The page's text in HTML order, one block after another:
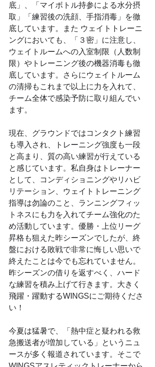
底」、「マイボトル持参による水分摂
取」「練習後の洗顔、手指消毒」を徹
底しています。また ウェイトトレーニ
ングにおいても、「３密」に注意し、
ウェイトルームへの入室制限（人数制
限）やトレーニング後の機器消毒も徹
底しています。さらにウェイトルーム
の清掃もこれまで以上に力を入れて、
チーム全体で感染予防に取り組んでい
ます。
現在、グラウンドではコンタクト練習
も導入され、トレーニング強度も一段
と高まり、質の高い練習が行えている
と感じています。私自身はトレーナー
として、コンディショニングやリハビ
リテーション、ウェイトトレーニング
指導は勿論のこと、ランニングフィッ
トネスにも力を入れてチーム強化のた
め活動しています。優勝・上位リーグ
昇格も狙えた昨シーズンでしたが、終
盤における敗戦で非常に悔しい思いで
終えたことは今でも忘れていません。
昨シーズンの借りを返すべく、ハード
な練習を積み上げて行きます。大きく
飛躍・躍動するWINGSにご期待くださ
い！
今夏は猛暑で、「熱中症と疑われる救
急搬送者が増加している」というニュ
ースが多く報道されています。そこで